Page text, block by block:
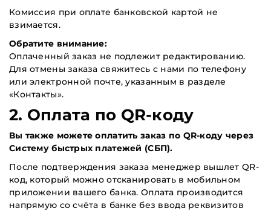
Комиссия при оплате банковской картой не
взимается.
Обратите внимание:
Оплаченный заказ не подлежит редактированию.
Для отмены заказа свяжитесь с нами по телефону
или электронной почте, указанным в разделе
«Контакты».
2. Оплата по QR-коду
Вы также можете оплатить заказ по QR-коду через
Систему быстрых платежей (СБП).
После подтверждения заказа менеджер вышлет QR-
код, который можно отсканировать в мобильном
приложении вашего банка. Оплата производится
напрямую со счёта в банке без ввода реквизитов